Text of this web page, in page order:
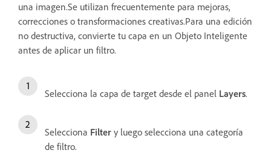
una imagen.Se utilizan frecuentemente para mejoras,
correcciones o transformaciones creativas.Para una edición
no destructiva, convierte tu capa en un Objeto Inteligente
antes de aplicar un filtro.
Selecciona la capa de target desde el panel Layers.
Selecciona Filter y luego selecciona una categoría
de filtro.